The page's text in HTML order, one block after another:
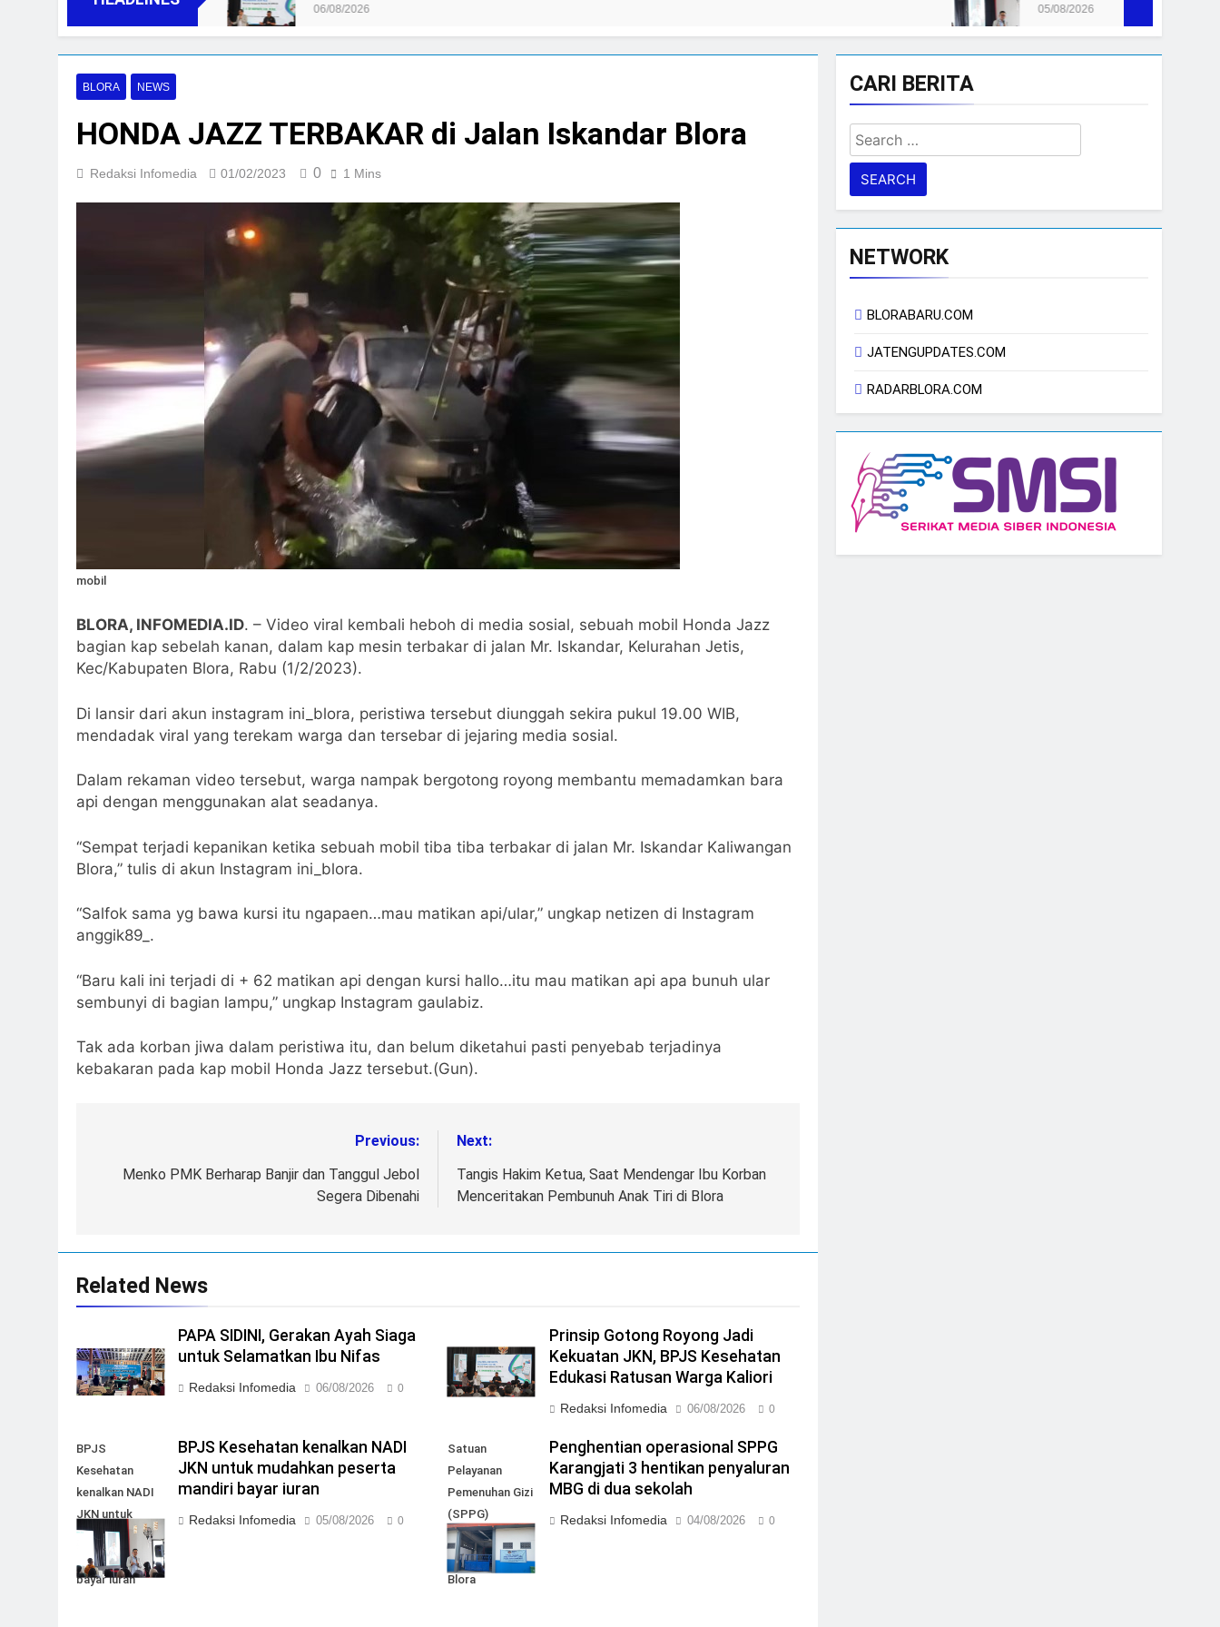
06/08/2026 05/08/2026
BLORA NEWS
HONDA JAZZ TERBAKAR di Jalan Iskandar Blora
Redaksi Infomedia 01/02/2023 0 1 Mins
mobil
BLORA, INFOMEDIA.ID. – Video viral kembali heboh di media sosial, sebuah mobil Honda Jazz
bagian kap sebelah kanan, dalam kap mesin terbakar di jalan Mr. Iskandar, Kelurahan Jetis,
Kec/Kabupaten Blora, Rabu (1/2/2023).
Di lansir dari akun instagram ini_blora, peristiwa tersebut diunggah sekira pukul 19.00 WIB,
mendadak viral yang terekam warga dan tersebar di jejaring media sosial.
Dalam rekaman video tersebut, warga nampak bergotong royong membantu memadamkan bara
api dengan menggunakan alat seadanya.
“Sempat terjadi kepanikan ketika sebuah mobil tiba tiba terbakar di jalan Mr. Iskandar Kaliwangan
Blora,” tulis di akun Instagram ini_blora.
“Salfok sama yg bawa kursi itu ngapaen…mau matikan api/ular,” ungkap netizen di Instagram
anggik89_.
“Baru kali ini terjadi di + 62 matikan api dengan kursi hallo…itu mau matikan api apa bunuh ular
sembunyi di bagian lampu,” ungkap Instagram gaulabiz.
Tak ada korban jiwa dalam peristiwa itu, dan belum diketahui pasti penyebab terjadinya
kebakaran pada kap mobil Honda Jazz tersebut.(Gun).
navigation
Previous:
Menko PMK Berharap Banjir dan Tanggul Jebol
Segera Dibenahi
Next:
Tangis Hakim Ketua, Saat Mendengar Ibu Korban
Menceritakan Pembunuh Anak Tiri di Blora
Related News
PAPA SIDINI, Gerakan Ayah Siaga
untuk Selamatkan Ibu Nifas
Redaksi Infomedia 06/08/2026 0
Prinsip Gotong Royong Jadi
Kekuatan JKN, BPJS Kesehatan
Edukasi Ratusan Warga Kaliori
Redaksi Infomedia 06/08/2026 0
BPJS
Kesehatan
kenalkan NADI
JKN untuk
mudahkan
peserta mandiri
bayar iuran
BPJS Kesehatan kenalkan NADI
JKN untuk mudahkan peserta
mandiri bayar iuran
Redaksi Infomedia 05/08/2026 0
Satuan
Pelayanan
Pemenuhan Gizi
(SPPG)
Karangjati 3 di
Kabupaten
Blora
Penghentian operasional SPPG
Karangjati 3 hentikan penyaluran
MBG di dua sekolah
Redaksi Infomedia 04/08/2026 0
CARI BERITA
Search
for:
NETWORK
BLORABARU.COM
JATENGUPDATES.COM
RADARBLORA.COM